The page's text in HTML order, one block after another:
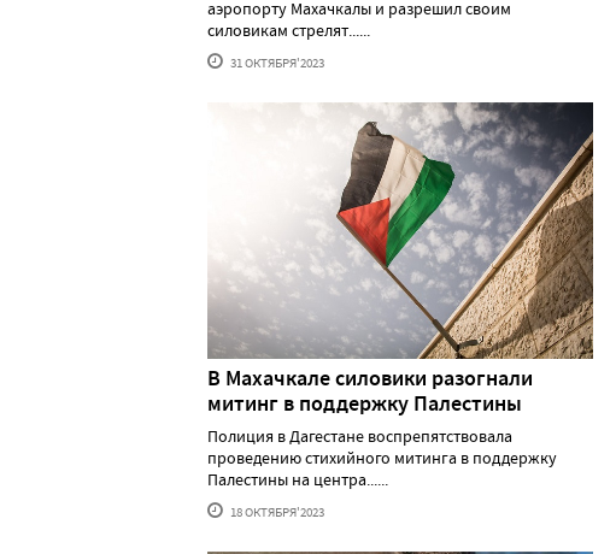
аэропорту Махачкалы и разрешил своим
силовикам стрелят......
31 ОКТЯБРЯ'2023
В Махачкале силовики разогнали
митинг в поддержку Палестины
Полиция в Дагестане воспрепятствовала
проведению стихийного митинга в поддержку
Палестины на центра......
18 ОКТЯБРЯ'2023